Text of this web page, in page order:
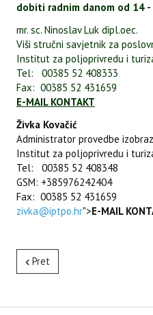
dobiti radnim danom od 14
mr. sc. Ninoslav Luk dipl.oec.
Viši stručni savjetnik za
Institut za poljoprivredu i
Tel: 00385 52 408333
Fax: 00385 52 431659
E-MAIL KONTAKT
Živka Kovačić
Administrator provedbe
Institut za poljoprivredu i
Tel: 00385 52 408348
GSM: +385976242404
Fax: 00385 52 431659
zivka@iptpo.hr">E-MAIL
Pret